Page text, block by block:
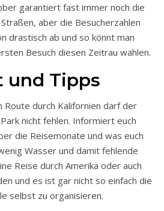
garantiert fast immer noch die
aber die Besucherzahlen
drastisch ab und so könnt man
Besuch diesen Zeitrau wählen.
und Tipps
Route durch Kalifornien darf der
nicht fehlen. Informiert euch
die Reisemonate und was euch
Wasser und damit fehlende
Reise durch Amerika oder auch
und es ist gar nicht so einfach die
selbst zu organisieren.